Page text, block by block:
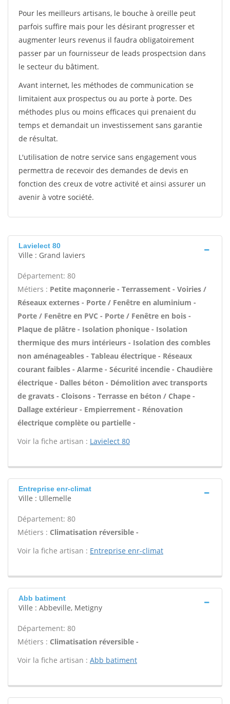
Pour les meilleurs artisans, le bouche à oreille peut
parfois suffire mais pour les désirant progresser et
augmenter leurs revenus il faudra obligatoirement
passer par un fournisseur de leads prospectsion dans
le secteur du bâtiment.
Avant internet, les méthodes de communication se
limitaient aux prospectus ou au porte à porte. Des
méthodes plus ou moins efficaces qui prenaient du
temps et demandait un investissement sans garantie
de résultat.
L'utilisation de notre service sans engagement vous
permettra de recevoir des demandes de devis en
fonction des creux de votre activité et ainsi assurer un
avenir à votre société.
Lavielect 80
Ville : Grand laviers
Département: 80
Métiers : Petite maçonnerie - Terrassement - Voiries /
Réseaux externes - Porte / Fenêtre en aluminium -
Porte / Fenêtre en PVC - Porte / Fenêtre en bois -
Plaque de plâtre - Isolation phonique - Isolation
thermique des murs intérieurs - Isolation des combles
non aménageables - Tableau électrique - Réseaux
courant faibles - Alarme - Sécurité incendie - Chaudière
électrique - Dalles béton - Démolition avec transports
de gravats - Cloisons - Terrasse en béton / Chape -
Dallage extérieur - Empierrement - Rénovation
électrique complète ou partielle -
Voir la fiche artisan : Lavielect 80
Entreprise enr-climat
Ville : Ullemelle
Département: 80
Métiers : Climatisation réversible -
Voir la fiche artisan : Entreprise enr-climat
Abb batiment
Ville : Abbeville, Metigny
Département: 80
Métiers : Climatisation réversible -
Voir la fiche artisan : Abb batiment